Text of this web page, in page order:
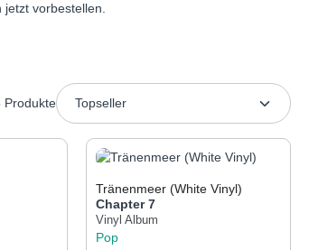
vorbestellen.
Produkte
Tränenmeer (White Vinyl)
Chapter 7
Vinyl Album
Pop